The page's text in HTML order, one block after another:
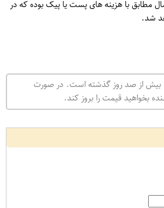
مطابق با هزینه های پست یا پیک بوده که در
شد.
بیش از صد روز گذشته است. در صورت
بخواهید قیمت را بروز کند.